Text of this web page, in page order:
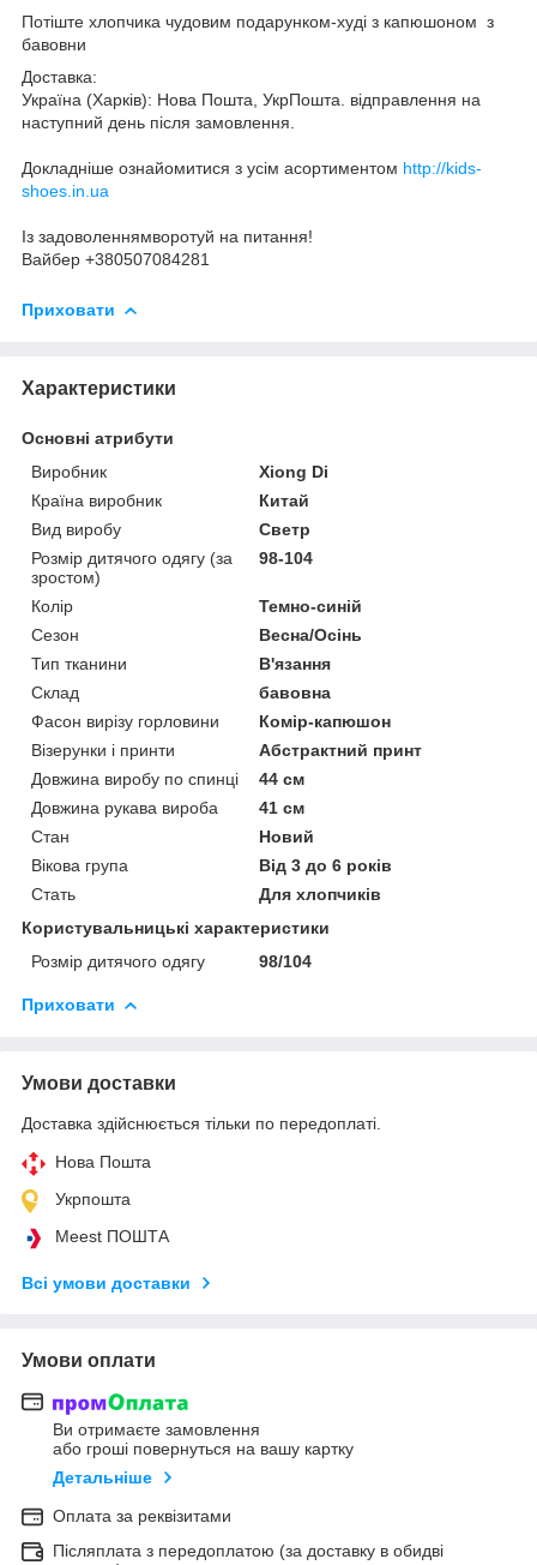
Потіште хлопчика чудовим подарунком-худі з капюшоном з
бавовни
Доставка:
Україна (Харків): Нова Пошта, УкрПошта. відправлення на
наступний день після замовлення.
Докладніше ознайомитися з усім асортиментом http://kids-
shoes.in.ua
Із задоволеннямворотуй на питання!
Вайбер +380507084281
Приховати
Характеристики
Основні атрибути
Виробник
Xiong Di
Країна виробник
Китай
Вид виробу
Светр
Розмір дитячого одягу (за
зростом)
98-104
Колір
Темно-синій
Сезон
Весна/Осінь
Тип тканини
В'язання
Склад
бавовна
Фасон вирізу горловини
Комір-капюшон
Візерунки і принти
Абстрактний принт
Довжина виробу по спинці
44 см
Довжина рукава вироба
41 см
Стан
Новий
Вікова група
Від 3 до 6 років
Стать
Для хлопчиків
Користувальницькі характеристики
Розмір дитячого одягу
98/104
Приховати
Умови доставки
Доставка здійснюється тільки по передоплаті.
Нова Пошта
Укрпошта
Meest ПОШТА
Всі умови доставки
Умови оплати
Ви отримаєте замовлення
або гроші повернуться на вашу картку
Детальніше
Оплата за реквізитами
Післяплата з передоплатою (за доставку в обидві